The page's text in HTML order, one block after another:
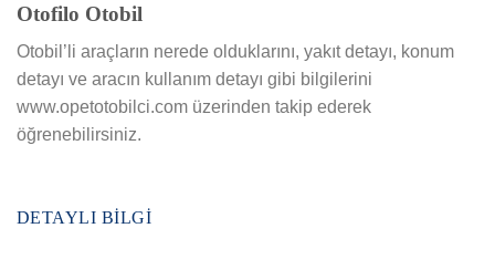
Otofilo Otobil
Otobil’li araçların nerede olduklarını, yakıt detayı, konum
detayı ve aracın kullanım detayı gibi bilgilerini
www.opetotobilci.com üzerinden takip ederek
öğrenebilirsiniz.
DETAYLI BILGI